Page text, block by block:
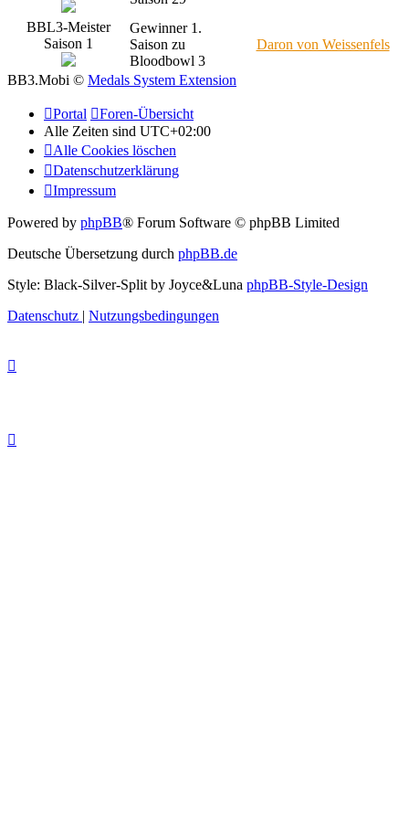
BBL3-Meister
Saison 1
Gewinner 1.
Saison zu
Bloodbowl 3
Daron von Weissenfels
BB3.Mobi © Medals System Extension
Portal
Foren-Übersicht
Alle Zeiten sind UTC+02:00
Alle Cookies löschen
Datenschutzerklärung
Impressum
Powered by phpBB® Forum Software © phpBB Limited
Deutsche Übersetzung durch phpBB.de
Style: Black-Silver-Split by Joyce&Luna phpBB-Style-Design
Datenschutz | Nutzungsbedingungen